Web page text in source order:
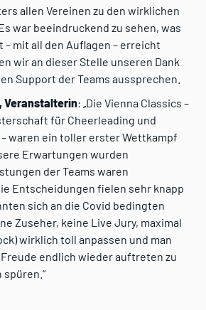
allen Vereinen zu den wirklichen
war beeindruckend zu sehen, was
– mit all den Auflagen – erreicht
wir an dieser Stelle unseren Dank
Support der Teams aussprechen.
Veranstalterin: „Die Vienna Classics –
für Cheerleading und
waren ein toller erster Wettkampf
Erwartungen wurden
der Teams waren
Entscheidungen fielen sehr knapp
sich an die Covid bedingten
Zuseher, keine Live Jury, maximal
wirklich toll anpassen und man
endlich wieder auftreten zu